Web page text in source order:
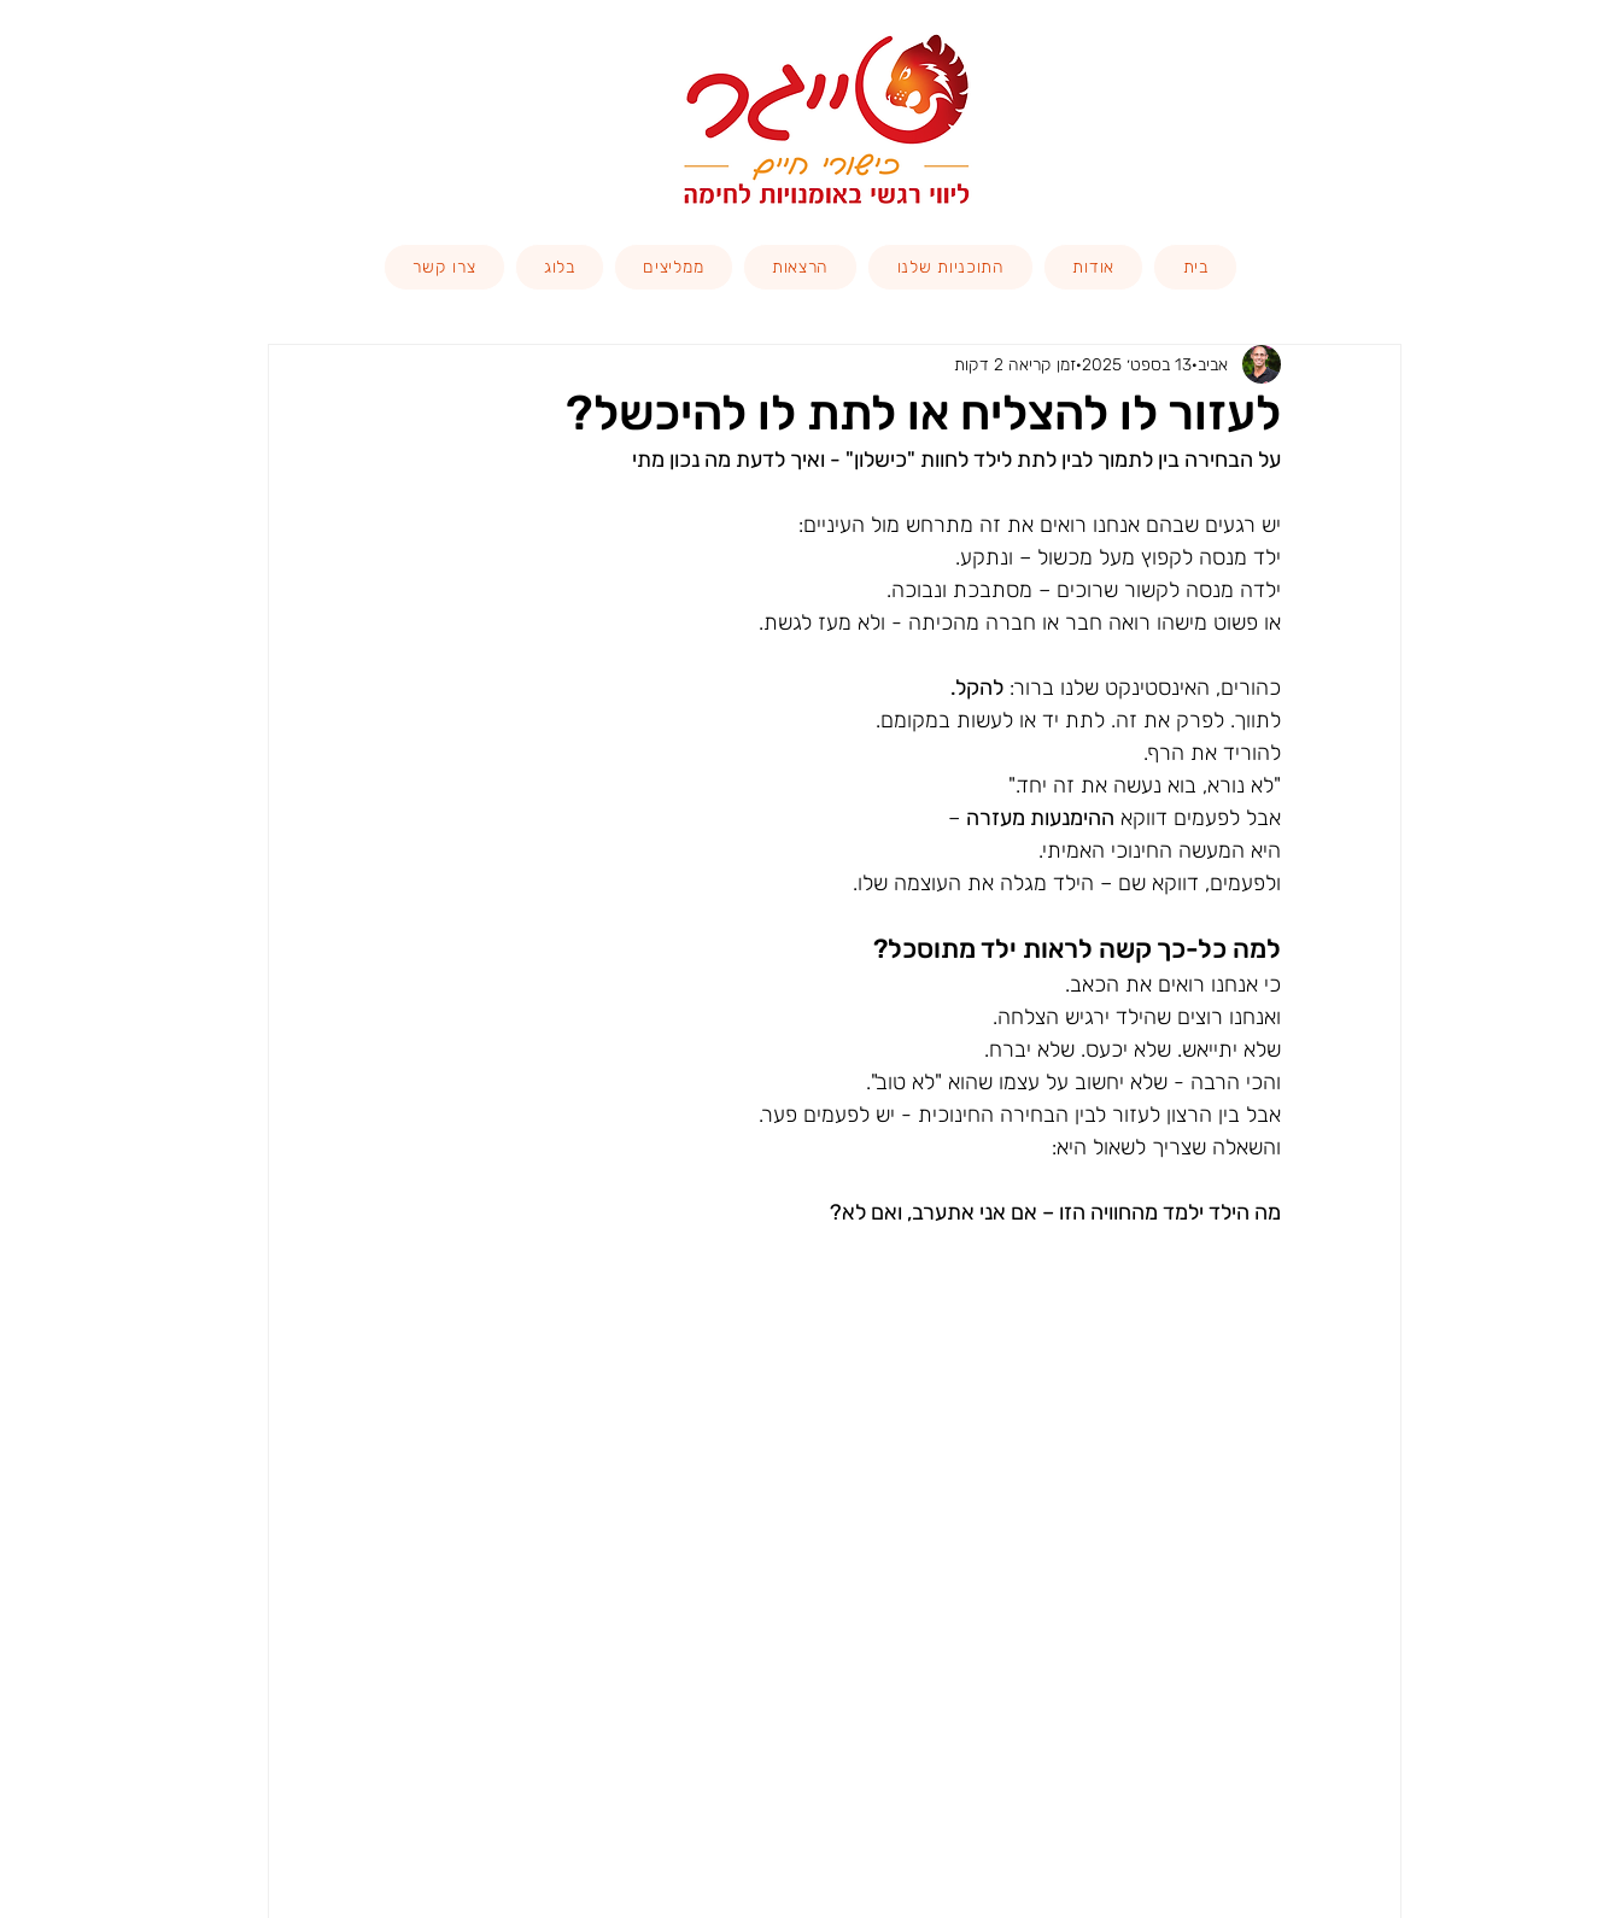
בית אודות התוכניות שלנו הרצאות ממליצים בלוג צרו קשר
לעזור לו להצליח או לתת לו להיכשל?
אביב 13 בספט׳ 2025 זמן קריאה 2 דקות
על הבחירה בין לתמוך לבין לתת לילד לחוות "כישלון" - ואיך לדעת מה נכון מתי
יש רגעים שבהם אנחנו רואים את זה מתרחש מול העיניים:
ילד מנסה לקפוץ מעל מכשול – ונתקע.
ילדה מנסה לקשור שרוכים – מסתבכת ונבוכה.
או פשוט מישהו רואה חבר או חברה מהכיתה - ולא מעז לגשת.
כהורים, האינסטינקט שלנו ברור: להקל.
לתווך. לפרק את זה. לתת יד או לעשות במקומם.
להוריד את הרף.
"לא נורא, בוא נעשה את זה יחד."
אבל לפעמים דווקא ההימנעות מעזרה –
היא המעשה החינוכי האמיתי.
ולפעמים, דווקא שם – הילד מגלה את העוצמה שלו.
למה כל-כך קשה לראות ילד מתוסכל?
כי אנחנו רואים את הכאב.
ואנחנו רוצים שהילד ירגיש הצלחה.
שלא יתייאש. שלא יכעס. שלא יברח.
והכי הרבה - שלא יחשוב על עצמו שהוא "לא טוב".
אבל בין הרצון לעזור לבין הבחירה החינוכית - יש לפעמים פער.
והשאלה שצריך לשאול היא:
מה הילד ילמד מהחוויה הזו – אם אני אתערב, ואם לא?